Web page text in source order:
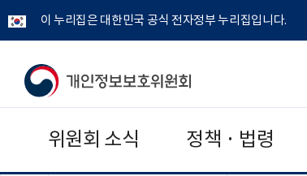
이 누리집은 대한민국 공식 전자정부 누리집입니다.
개
위원회 소식 정책 · 법령